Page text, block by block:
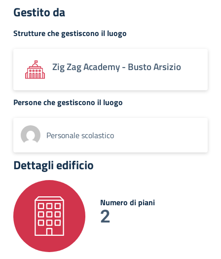
Gestito da
Strutture che gestiscono il luogo
Zig Zag Academy - Busto Arsizio
Persone che gestiscono il luogo
Personale scolastico
Dettagli edificio
Numero di piani
2